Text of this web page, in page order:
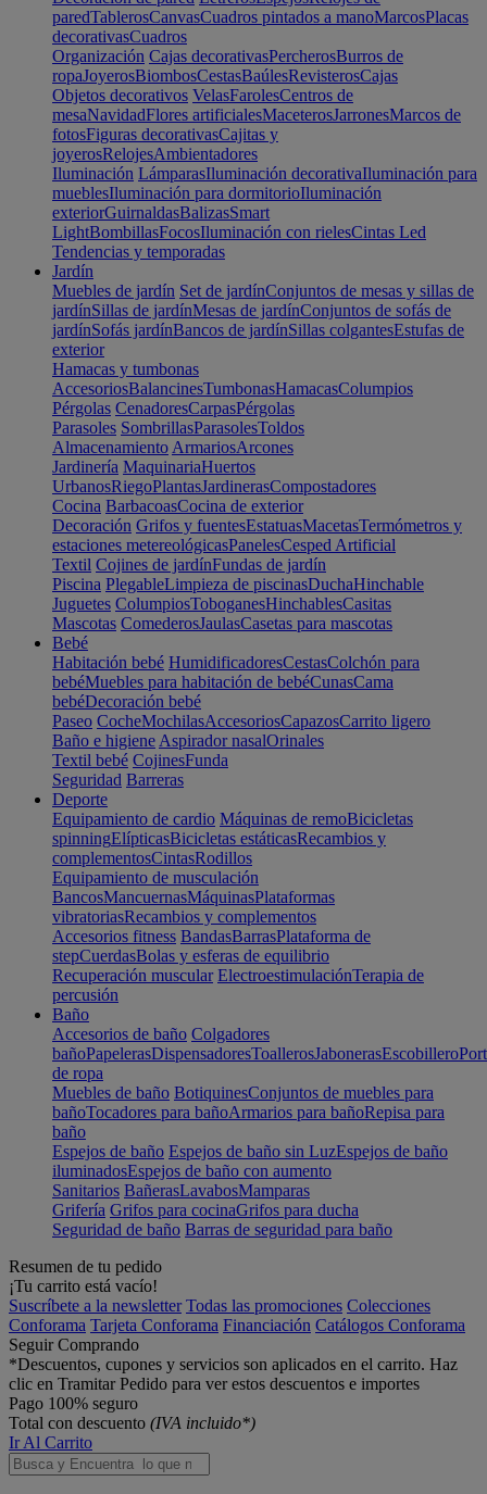
paredTablerosCanvasCuadros pintados a manoMarcosPlacas
decorativasCuadros
Organización Cajas decorativasPercherosBurros de
ropaJoyerosBiombosCestasBaúlesRevisterosCajas
Objetos decorativos VelasFarolesCentros de
mesaNavidadFlores artificialesMaceterosJarronesMarcos de
fotosFiguras decorativasCajitas y
joyerosRelojesAmbientadores
Iluminación LámparasIluminación decorativaIluminación para
mueblesIluminación para dormitorioIluminación
exteriorGuirnaldasBalizasSmart
LightBombillasFocosIluminación con rielesCintas Led
Tendencias y temporadas
Jardín
Muebles de jardín Set de jardínConjuntos de mesas y sillas de
jardínSillas de jardínMesas de jardínConjuntos de sofás de
jardínSofás jardínBancos de jardínSillas colgantesEstufas de
exterior
Hamacas y tumbonas
AccesoriosBalancinesTumbonasHamacasColumpios
Pérgolas CenadoresCarpasPérgolas
Parasoles SombrillasParasolesToldos
Almacenamiento ArmariosArcones
Jardinería MaquinariaHuertos
UrbanosRiegoPlantasJardinerasCompostadores
Cocina BarbacoasCocina de exterior
Decoración Grifos y fuentesEstatuasMacetasTermómetros y
estaciones metereológicasPanelesCesped Artificial
Textil Cojines de jardínFundas de jardín
Piscina PlegableLimpieza de piscinasDuchaHinchable
Juguetes ColumpiosToboganesHinchablesCasitas
Mascotas ComederosJaulasCasetas para mascotas
Bebé
Habitación bebé HumidificadoresCestasColchón para
bebéMuebles para habitación de bebéCunasCama
bebéDecoración bebé
Paseo CocheMochilasAccesoriosCapazosCarrito ligero
Baño e higiene Aspirador nasalOrinales
Textil bebé CojinesFunda
Seguridad Barreras
Deporte
Equipamiento de cardio Máquinas de remoBicicletas
spinningElípticasBicicletas estáticasRecambios y
complementosCintasRodillos
Equipamiento de musculación
BancosMancuernasMáquinasPlataformas
vibratoriasRecambios y complementos
Accesorios fitness BandasBarrasPlataforma de
stepCuerdasBolas y esferas de equilibrio
Recuperación muscular ElectroestimulaciónTerapia de
percusión
Baño
Accesorios de baño Colgadores
bañoPapelerasDispensadoresToallerosJabonerasEscobillero
de ropa
Muebles de baño BotiquinesConjuntos de muebles para
bañoTocadores para bañoArmarios para bañoRepisa para
baño
Espejos de baño Espejos de baño sin LuzEspejos de baño
iluminadosEspejos de baño con aumento
Sanitarios BañerasLavabosMamparas
Grifería Grifos para cocinaGrifos para ducha
Seguridad de baño Barras de seguridad para baño
Resumen de tu pedido
¡Tu carrito está vacío!
Suscríbete a la newsletter Todas las promociones Colecciones
Conforama Tarjeta Conforama Financiación Catálogos Conforama
Seguir Comprando
*Descuentos, cupones y servicios son aplicados en el carrito. Haz
clic en Tramitar Pedido para ver estos descuentos e importes
Pago 100% seguro
Total con descuento (IVA incluido*)
Ir Al Carrito